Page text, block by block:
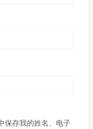
保存我的姓名、电子